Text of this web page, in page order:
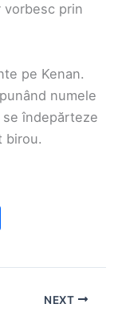
vorbesc prin
pe Kenan.
numele
se îndepărteze
birou.
ar
NEXT